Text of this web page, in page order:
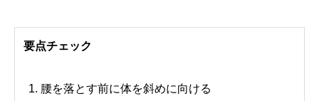
要点チェック
腰を落とす前に体を斜めに向ける